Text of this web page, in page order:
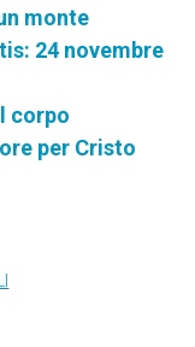
monte
24 novembre
corpo
per Cristo